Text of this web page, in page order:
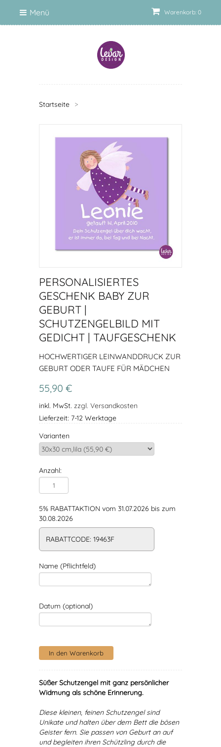
Warenkorb: 0
Menü
Startseite >
PERSONALISIERTES
GESCHENK BABY ZUR
GEBURT |
SCHUTZENGELBILD MIT
GEDICHT | TAUFGESCHENK
HOCHWERTIGER LEINWANDDRUCK ZUR
GEBURT ODER TAUFE FÜR MÄDCHEN
55,90 €
inkl. MwSt. zzgl. Versandkosten
Lieferzeit: 7-12 Werktage
Varianten
Anzahl:
5% RABATTAKTION vom 31.07.2026 bis zum
30.08.2026
RABATTCODE: 19463F
Name (Pflichtfeld)
Datum (optional)
Süßer Schutzengel mit ganz persönlicher
Widmung als schöne Erinnerung.
Diese kleinen, feinen Schutzengel sind
Unikate und halten über dem Bett die bösen
Geister fern. Sie passen von Geburt an auf
und begleiten ihren Schützling durch die